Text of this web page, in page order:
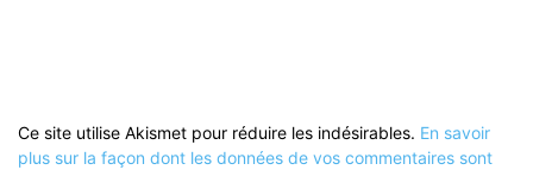
Ce site utilise Akismet pour réduire les indésirables. En savoir
plus sur la façon dont les données de vos commentaires sont